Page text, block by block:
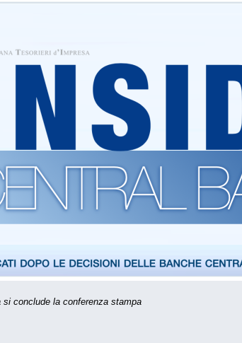
conclude la conferenza stampa